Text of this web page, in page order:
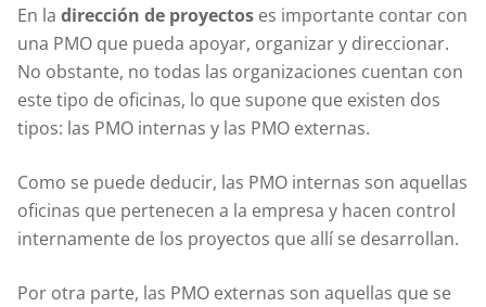
En la dirección de proyectos es importante contar con
una PMO que pueda apoyar, organizar y direccionar.
No obstante, no todas las organizaciones cuentan con
este tipo de oficinas, lo que supone que existen dos
tipos: las PMO internas y las PMO externas.
Como se puede deducir, las PMO internas son aquellas
oficinas que pertenecen a la empresa y hacen control
internamente de los proyectos que allí se desarrollan.
Por otra parte, las PMO externas son aquellas que se